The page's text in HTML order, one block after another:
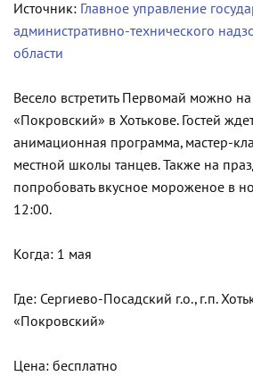
Источник: Главное управление
административно-технического
области
Весело встретить Первомай можно
«Покровский» в Хотькове. Гостей
анимационная программа, мастер-
местной школы танцев. Также на
попробовать вкусное мороженое в
12:00.
Когда: 1 мая
Где: Сергиево-Посадский г.о., г.п.
«Покровский»
Цена: бесплатно